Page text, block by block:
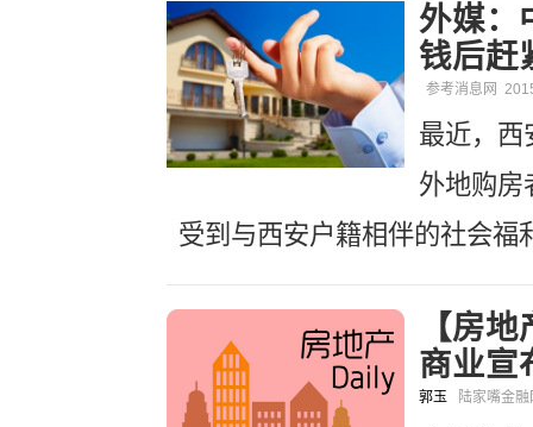
外媒：
钱后赶
参考消息网
最近，西
外地购房
受到与西安户籍相伴的社会福
【房
商业宣
郭玉 陆家嘴金